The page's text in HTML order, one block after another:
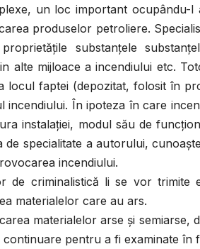
un loc important ocupându-l
produselor petroliere.
substanţele
alte mijloace a incendiului etc.
locul faptei (depozitat, folosit în
incendiului. În ipoteza în care
instalaţiei, modul său de
de specialitate a autorului,
incendiului.
de criminalistică li se vor trimite
materialelor care au ars.
materialelor arse şi semiarse,
pentru a fi examinate în